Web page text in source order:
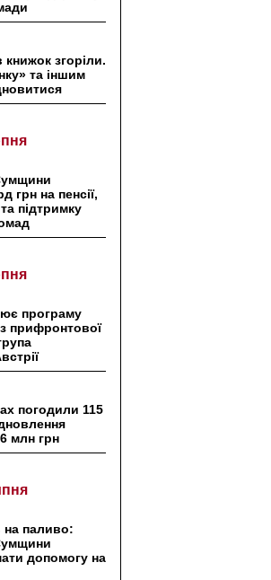
книжок згоріли.
та іншим
грн на пенсії,
підтримку
програму
прифронтової
погодили 115
млн грн
на паливо:
допомогу на